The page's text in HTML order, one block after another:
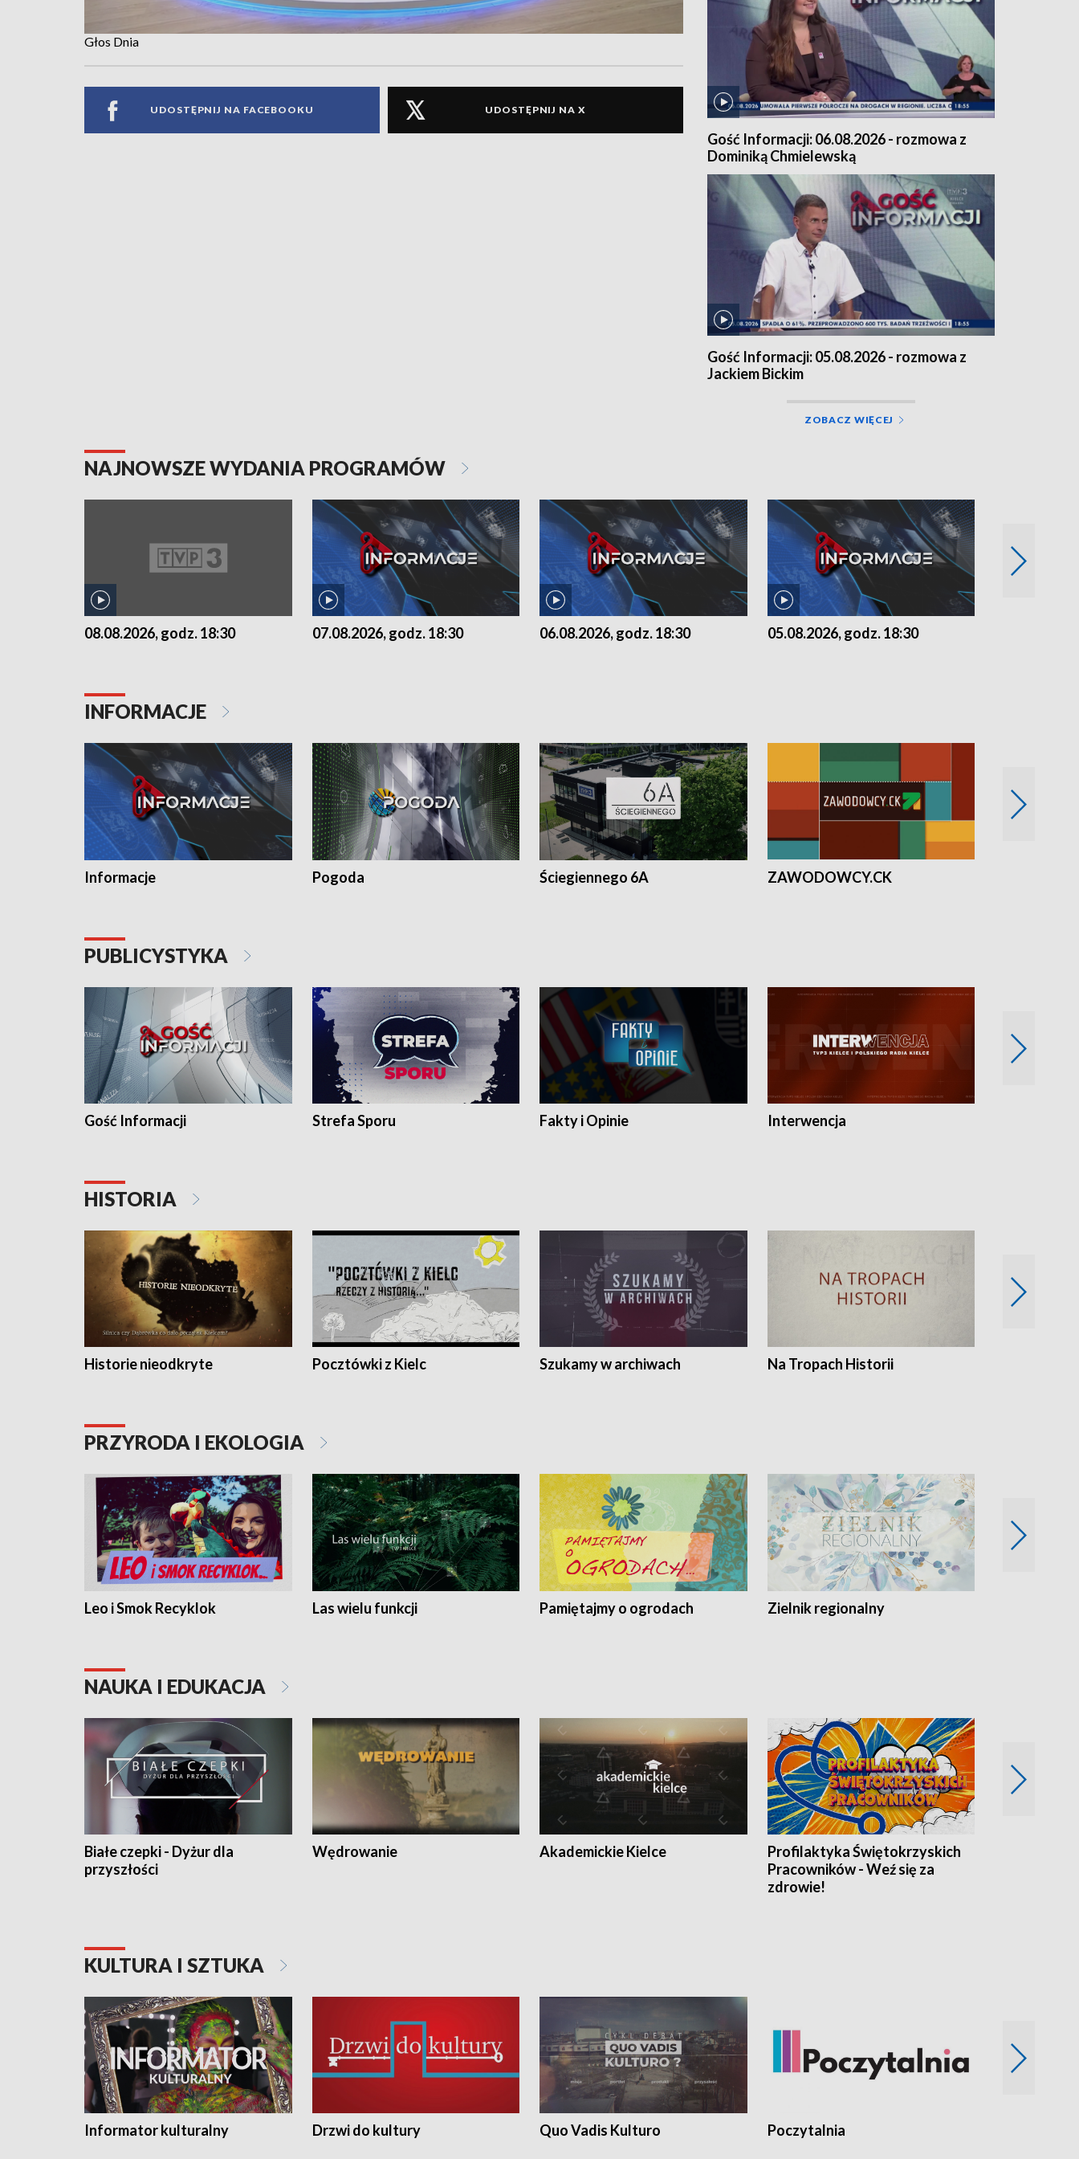
Głos Dnia
UDOSTĘPNIJ NA FACEBOOKU UDOSTĘPNIJ NA X
Gość Informacji: 06.08.2026 - rozmowa z
Dominiką Chmielewską
Gość Informacji: 05.08.2026 - rozmowa z
Jackiem Bickim
ZOBACZ WIĘCEJ
NAJNOWSZE WYDANIA PROGRAMÓW
08.08.2026, godz. 18:30 07.08.2026, godz. 18:30 06.08.2026, godz. 18:30 05.08.2026, godz. 18:30
INFORMACJE
Informacje Pogoda Ściegiennego 6A ZAWODOWCY.CK
PUBLICYSTYKA
Gość Informacji Strefa Sporu Fakty i Opinie Interwencja
HISTORIA
Historie nieodkryte Pocztówki z Kielc Szukamy w archiwach Na Tropach Historii
PRZYRODA I EKOLOGIA
Leo i Smok Recyklok Las wielu funkcji Pamiętajmy o ogrodach Zielnik regionalny
NAUKA I EDUKACJA
Białe czepki - Dyżur dla
przyszłości
Wędrowanie Akademickie Kielce
Profilaktyka Świętokrzyskich
Pracowników - Weź się za
zdrowie!
KULTURA I SZTUKA
Informator kulturalny Drzwi do kultury Quo Vadis Kulturo Poczytalnia